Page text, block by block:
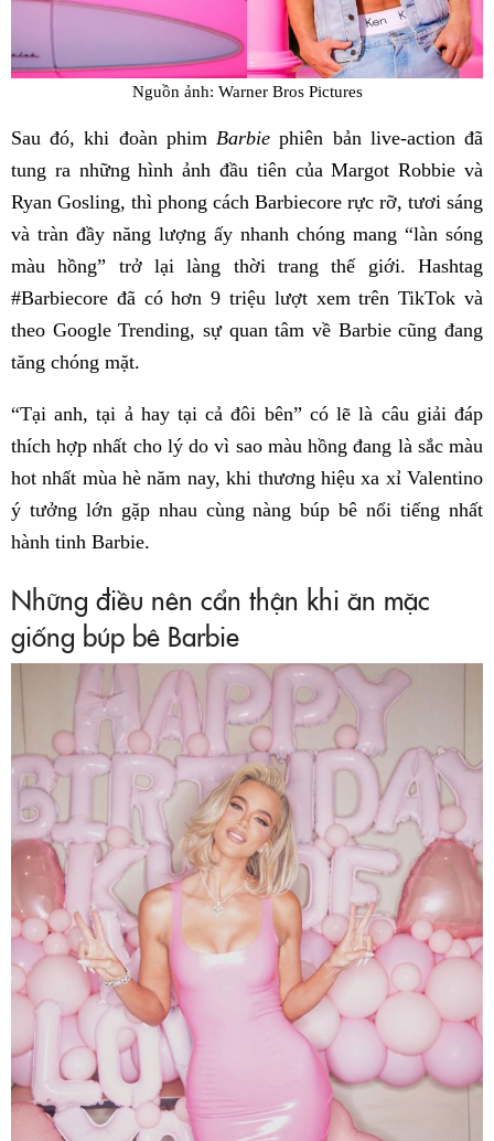
Nguồn ảnh: Warner Bros Pictures
Sau đó, khi đoàn phim Barbie phiên bản live-action đã
tung ra những hình ảnh đầu tiên của Margot Robbie và
Ryan Gosling, thì phong cách Barbiecore rực rỡ, tươi sáng
và tràn đầy năng lượng ấy nhanh chóng mang “làn sóng
màu hồng” trở lại làng thời trang thế giới. Hashtag
#Barbiecore đã có hơn 9 triệu lượt xem trên TikTok và
theo Google Trending, sự quan tâm về Barbie cũng đang
tăng chóng mặt.
“Tại anh, tại ả hay tại cả đôi bên” có lẽ là câu giải đáp
thích hợp nhất cho lý do vì sao màu hồng đang là sắc màu
hot nhất mùa hè năm nay, khi thương hiệu xa xỉ Valentino
ý tưởng lớn gặp nhau cùng nàng búp bê nổi tiếng nhất
hành tinh Barbie.
Những điều nên cẩn thận khi ăn mặc
giống búp bê Barbie